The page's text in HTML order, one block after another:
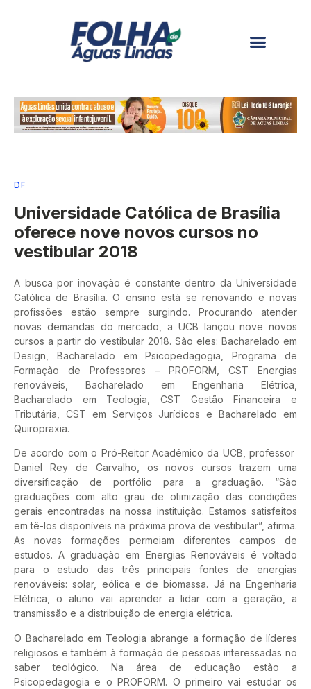
DF
Universidade Católica de Brasília
oferece nove novos cursos no
vestibular 2018
A busca por inovação é constante dentro da Universidade
Católica de Brasília. O ensino está se renovando e novas
profissões estão sempre surgindo. Procurando atender
novas demandas do mercado, a UCB lançou nove novos
cursos a partir do vestibular 2018. São eles: Bacharelado em
Design, Bacharelado em Psicopedagogia, Programa de
Formação de Professores – PROFORM, CST Energias
renováveis, Bacharelado em Engenharia Elétrica,
Bacharelado em Teologia, CST Gestão Financeira e
Tributária, CST em Serviços Jurídicos e Bacharelado em
Quiropraxia.
De acordo com o Pró-Reitor Acadêmico da UCB, professor
Daniel Rey de Carvalho, os novos cursos trazem uma
diversificação de portfólio para a graduação. “São
graduações com alto grau de otimização das condições
gerais encontradas na nossa instituição. Estamos satisfeitos
em tê-los disponíveis na próxima prova de vestibular”, afirma.
As novas formações permeiam diferentes campos de
estudos. A graduação em Energias Renováveis é voltado
para o estudo das três principais fontes de energias
renováveis: solar, eólica e de biomassa. Já na Engenharia
Elétrica, o aluno vai aprender a lidar com a geração, a
transmissão e a distribuição de energia elétrica.
O Bacharelado em Teologia abrange a formação de líderes
religiosos e também à formação de pessoas interessadas no
saber teológico. Na área de educação estão a
Psicopedagogia e o PROFORM. O primeiro vai estudar os